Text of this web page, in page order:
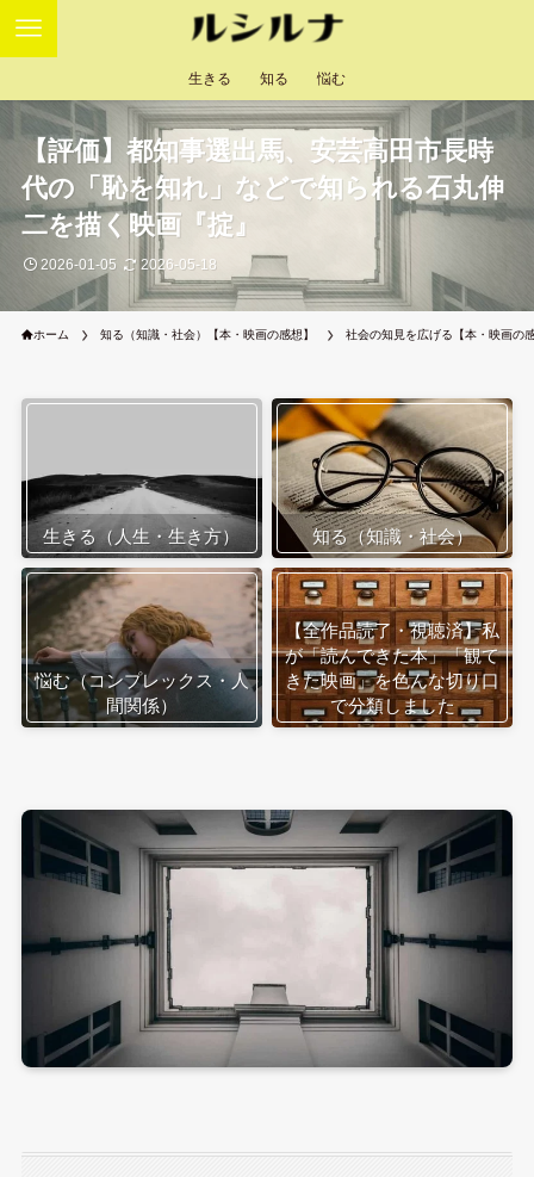
生きる 知る 悩む
【評価】都知事選出馬、安芸高田市長時
代の「恥を知れ」などで知られる石丸伸
二を描く映画『掟』
2026-01-05 2026-05-18
ホーム 知る（知識・社会）【本・映画の感想】 社会の知見を広げる【本・映画の
生きる（人生・生き方） 知る（知識・社会）
悩む（コンプレックス・人
間関係）
【全作品読了・視聴済】私
が「読んできた本」「観て
きた映画」を色んな切り口
で分類しました